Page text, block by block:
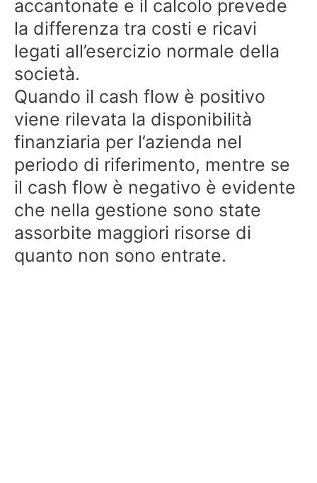
accantonate e il calcolo prevede
la differenza tra costi e ricavi
legati all’esercizio normale della
società.
Quando il cash flow è positivo
viene rilevata la disponibilità
finanziaria per l’azienda nel
periodo di riferimento, mentre se
il cash flow è negativo è evidente
che nella gestione sono state
assorbite maggiori risorse di
quanto non sono entrate.